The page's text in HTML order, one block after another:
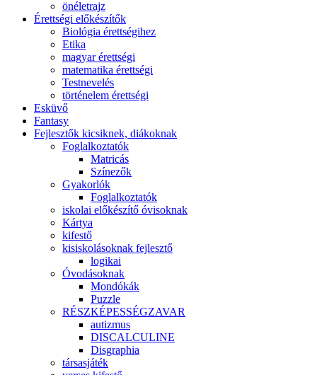
önéletrajz
Érettségi előkészítők
Biológia érettségihez
Etika
magyar érettségi
matematika érettségi
Testnevelés
történelem érettségi
Esküvő
Fantasy
Fejlesztők kicsiknek, diákoknak
Foglalkoztatók
Matricás
Színezők
Gyakorlók
Foglalkoztatók
iskolai előkészítő óvisoknak
Kártya
kifestő
kisiskolásoknak fejlesztő
logikai
Óvodásoknak
Mondókák
Puzzle
RÉSZKÉPESSÉGZAVAR
autizmus
DISCALCULINE
Disgraphia
társasjáték